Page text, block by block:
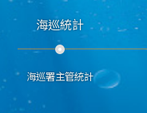
海巡統計
海巡署主管統計